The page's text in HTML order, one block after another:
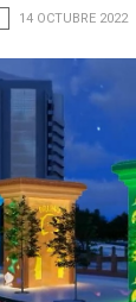
14 OCTUBRE 2022